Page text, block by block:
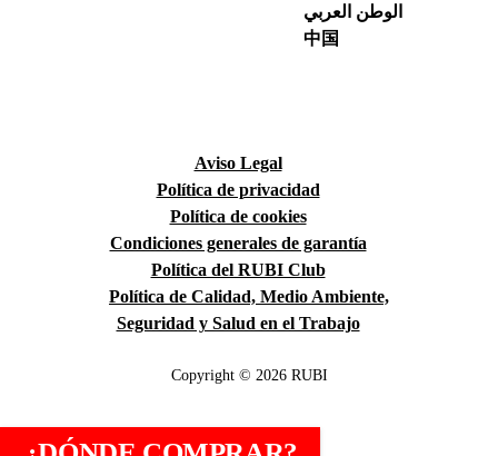
الوطن العربي
中国
Aviso Legal
Política de privacidad
Política de cookies
Condiciones generales de garantía
Política del RUBI Club
Política de Calidad, Medio Ambiente,
Seguridad y Salud en el Trabajo
Copyright © 2026 RUBI